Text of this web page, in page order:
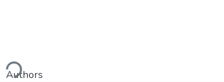
Authors